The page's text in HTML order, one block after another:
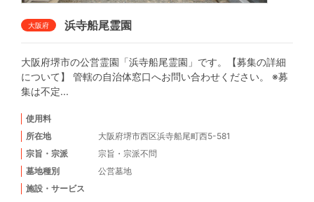
大阪府 浜寺船尾霊園
大阪府堺市の公営霊園「浜寺船尾霊園」です。【募集の詳細
について】 管轄の自治体窓口へお問い合わせください。 ※募
集は不定...
使用料
所在地
大阪府堺市西区浜寺船尾町西5-581
宗旨・宗派
宗旨・宗派不問
墓地種別
公営墓地
施設・サービス